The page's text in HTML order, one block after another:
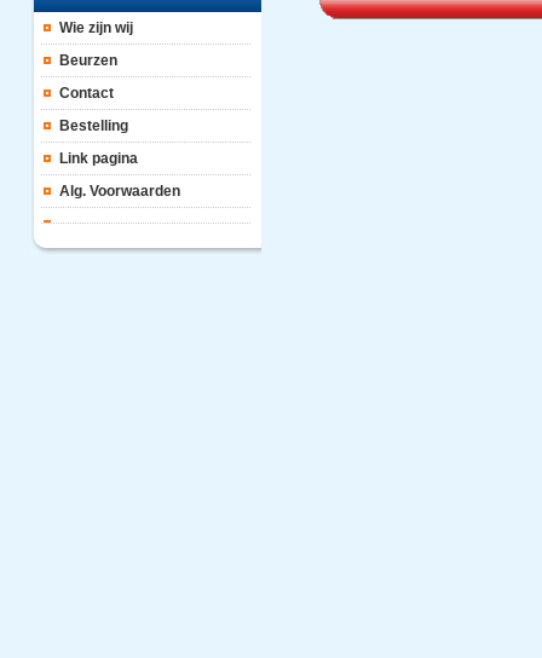
Wie zijn wij
Beurzen
Contact
Bestelling
Link pagina
Alg. Voorwaarden